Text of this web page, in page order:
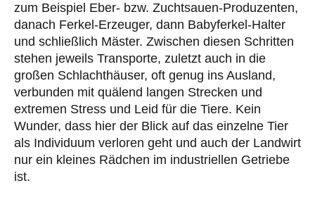
zum Beispiel Eber- bzw. Zuchtsauen-Produzenten,
danach Ferkel-Erzeuger, dann Babyferkel-Halter
und schließlich Mäster. Zwischen diesen Schritten
stehen jeweils Transporte, zuletzt auch in die
großen Schlachthäuser, oft genug ins Ausland,
verbunden mit quälend langen Strecken und
extremen Stress und Leid für die Tiere. Kein
Wunder, dass hier der Blick auf das einzelne Tier
als Individuum verloren geht und auch der Landwirt
nur ein kleines Rädchen im industriellen Getriebe
ist.